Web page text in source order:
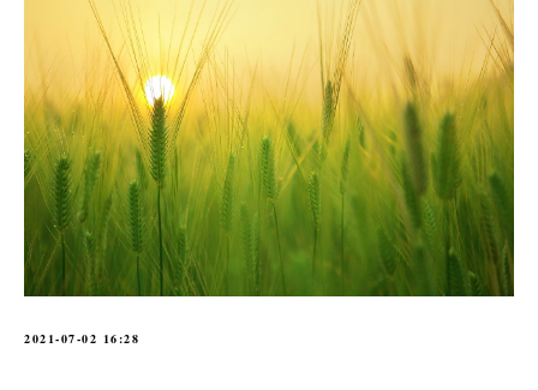
2021-07-02 16:28